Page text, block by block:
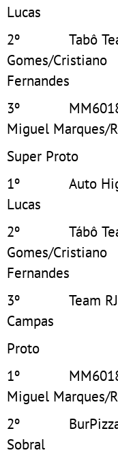
2º Tabô
Gomes/Cristiano
3º MM6018
Miguel
Super Proto
1º Auto
2º Tábô
Gomes/Cristiano
3º Team RJ69
Proto
1º MM6018
Miguel
2º BurPizza –